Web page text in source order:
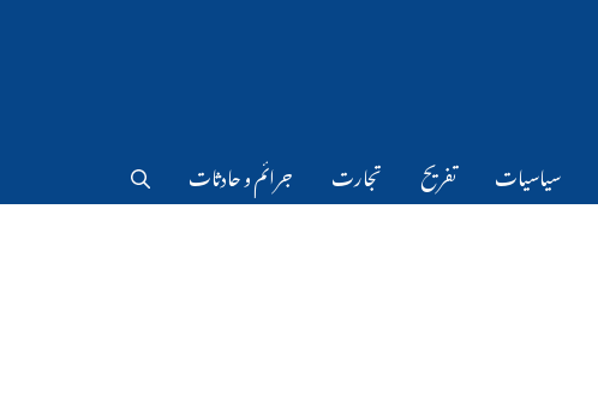
سیاسیات تفریح تجارت جرائم و حادثات